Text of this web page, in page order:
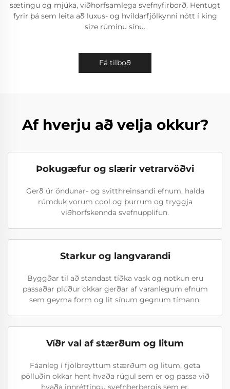
sætingu og mjúka, viðhorfsamlega svefnyfirborð. Hentugt
fyrir þá sem leita að luxus- og hvíldarfjölkynni nótt í king
size rúminu sínu.
Fá tilboð
Af hverju að velja okkur?
Þokugæfur og slærir vetrarvöðvi
Gerð úr öndunar- og svitthreinsandi efnum, halda
rúmduk vorum cool og þurrum og tryggja
viðhorfskennda svefnupplifun.
Starkur og langvarandi
Byggðar til að standast tíðka vask og notkun eru
passaðar plúður okkar gerðar af varanlegum efnum
sem geyma form og lit sínum gegnum tímann.
Víðr val af stærðum og litum
Fáanleg í fjölbreyttum stærðum og litum, geta
pölluðin okkar hent hvaða rúgul sem er og passa við
hvaða innréttingu svefnherbergis sem er.